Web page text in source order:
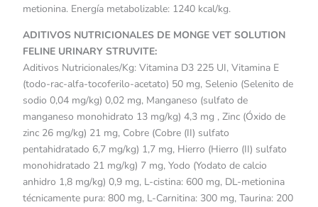
metionina. Energía metabolizable: 1240 kcal/kg.
ADITIVOS NUTRICIONALES DE MONGE VET SOLUTION
FELINE URINARY STRUVITE:
Aditivos Nutricionales/Kg: Vitamina D3 225 UI, Vitamina E
(todo-rac-alfa-tocoferilo-acetato) 50 mg, Selenio (Selenito de
sodio 0,04 mg/kg) 0,02 mg, Manganeso (sulfato de
manganeso monohidrato 13 mg/kg) 4,3 mg , Zinc (Óxido de
zinc 26 mg/kg) 21 mg, Cobre (Cobre (II) sulfato
pentahidratado 6,7 mg/kg) 1,7 mg, Hierro (Hierro (II) sulfato
monohidratado 21 mg/kg) 7 mg, Yodo (Yodato de calcio
anhidro 1,8 mg/kg) 0,9 mg, L-cistina: 600 mg, DL-metionina
técnicamente pura: 800 mg, L-Carnitina: 300 mg, Taurina: 200